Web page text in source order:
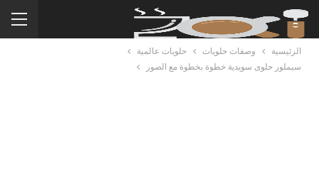
الرئيسية وصفات حلويات
حلويات عالمية
سيملور حلوى سويدية خطوة بخطوة مع الصور